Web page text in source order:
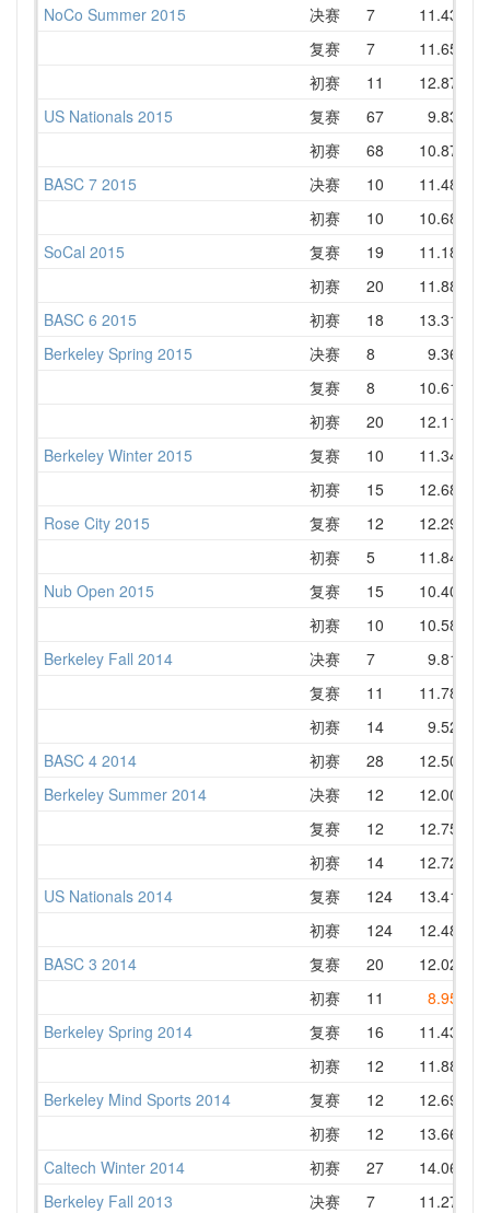
NoCo Summer 2015
决赛 7 11.43
复赛
7 11.65
初赛
11 12.87
US Nationals 2015
复赛 67 9.83
初赛
68 10.87
BASC 7 2015
决赛 10 11.48
初赛
10 10.68
SoCal 2015
复赛 19 11.18
初赛
20 11.88
BASC 6 2015
初赛 18 13.31
Berkeley Spring 2015
决赛 8 9.36
复赛
8 10.61
初赛
20 12.11
Berkeley Winter 2015
复赛 10 11.34
初赛
15 12.68
Rose City 2015
复赛 12 12.29
初赛
5 11.84
Nub Open 2015
复赛 15 10.40
初赛
10 10.58
Berkeley Fall 2014
决赛 7 9.81
复赛
11 11.78
初赛
14 9.52
BASC 4 2014
初赛 28 12.50
Berkeley Summer 2014
决赛 12 12.00
复赛
12 12.75
初赛
14 12.72
US Nationals 2014
复赛 124 13.41
初赛
124 12.48
BASC 3 2014
复赛 20 12.02
初赛
11 8.95
Berkeley Spring 2014
复赛 16 11.43
初赛
12 11.88
Berkeley Mind Sports 2014
复赛 12 12.69
初赛
12 13.66
Caltech Winter 2014
初赛 27 14.06
Berkeley Fall 2013
决赛 7 11.27